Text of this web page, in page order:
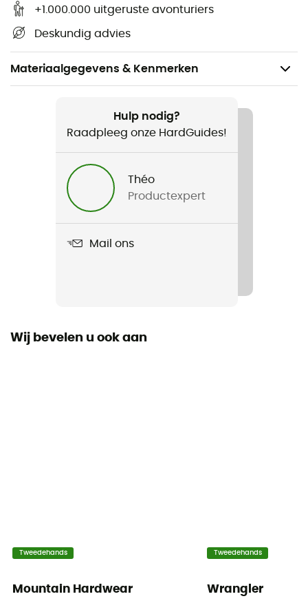
+1.000.000 uitgeruste avonturiers
Deskundig advies
Materiaalgegevens & Kenmerken
Acadia Woman Jacket
Hulp nodig?
Raadpleeg onze HardGuides!
Théo
Productexpert
Mail ons
Wij bevelen u ook aan
Tweedehands
Mountain Hardwear
Tweedehands
Wrangler